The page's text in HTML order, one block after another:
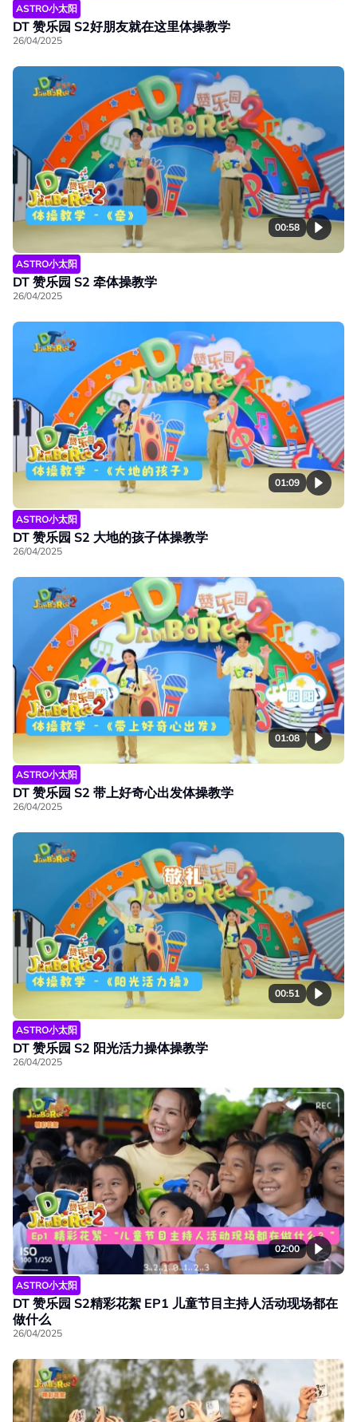
ASTRO小太阳
DT 赞乐园 S2好朋友就在这里体操教学
26/04/2025
00:58
ASTRO小太阳
DT 赞乐园 S2 牵体操教学
26/04/2025
01:09
ASTRO小太阳
DT 赞乐园 S2 大地的孩子体操教学
26/04/2025
01:08
ASTRO小太阳
DT 赞乐园 S2 带上好奇心出发体操教学
26/04/2025
00:51
ASTRO小太阳
DT 赞乐园 S2 阳光活力操体操教学
26/04/2025
02:00
ASTRO小太阳
DT 赞乐园 S2精彩花絮 EP1 儿童节目主持人活动现场都在
做什么
26/04/2025